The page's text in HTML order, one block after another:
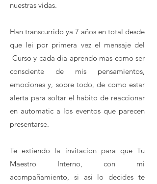
nuestras vidas.
Han transcurrido ya 7 años en total desde
que lei por primera vez el mensaje del
Curso y cada dia aprendo mas como ser
consciente de mis pensamientos,
emociones y, sobre todo, de como estar
alerta para soltar el habito de reaccionar
en automatic a los eventos que parecen
presentarse.
Te extiendo la invitacion para que Tu
Maestro Interno, con mi
acompañamiento, si asi lo decides te